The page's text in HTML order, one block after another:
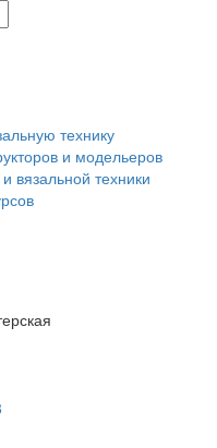
технику
и модельеров
вязальной техники